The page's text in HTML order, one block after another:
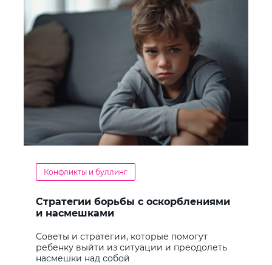
Конфликты и буллинг
Стратегии борьбы с оскорблениями
и насмешками
Советы и стратегии, которые помогут
ребенку выйти из ситуации и преодолеть
насмешки над собой